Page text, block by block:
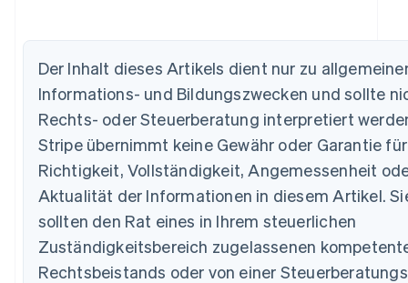
Der Inhalt dieses Artikels dient nur zu
Informations- und Bildungszwecken und sollte
Rechts- oder Steuerberatung interpretiert
Stripe übernimmt keine Gewähr oder Garantie
Richtigkeit, Vollständigkeit, Angemessenheit
Aktualität der Informationen in diesem Artikel.
sollten den Rat eines in Ihrem steuerlichen
Zuständigkeitsbereich zugelassenen
Rechtsbeistands oder von einer
NederlandsFrançais DeutschEnglish
Brasilien
PortuguêsEnglish
Bulgarien
English
Dänemark
English
Deutschland
Estland
English
Festlandchina